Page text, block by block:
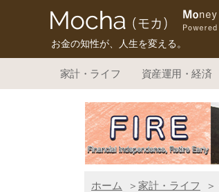
お金の知性が、人生を変える。
家計・ライフ 資産運用・経済
ホーム 家計・ライフ